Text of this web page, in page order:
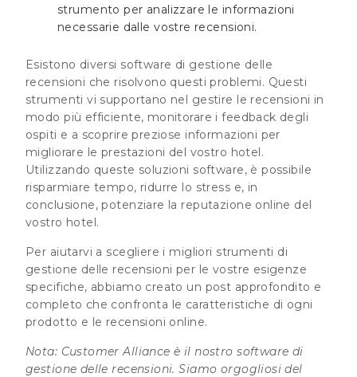
strumento per analizzare le informazioni
necessarie dalle vostre recensioni.
Esistono diversi software di gestione delle
recensioni che risolvono questi problemi. Questi
strumenti vi supportano nel gestire le recensioni in
modo più efficiente, monitorare i feedback degli
ospiti e a scoprire preziose informazioni per
migliorare le prestazioni del vostro hotel.
Utilizzando queste soluzioni software, è possibile
risparmiare tempo, ridurre lo stress e, in
conclusione, potenziare la reputazione online del
vostro hotel.
Per aiutarvi a scegliere i migliori strumenti di
gestione delle recensioni per le vostre esigenze
specifiche, abbiamo creato un post approfondito e
completo che confronta le caratteristiche di ogni
prodotto e le recensioni online.
Nota: Customer Alliance è il nostro software di
gestione delle recensioni. Siamo orgogliosi del